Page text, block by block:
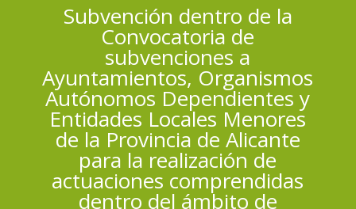
Subvención dentro de la
Convocatoria de
subvenciones a
Ayuntamientos, Organismos
Autónomos Dependientes y
Entidades Locales Menores
de la Provincia de Alicante
para la realización de
actuaciones comprendidas
dentro del ámbito de